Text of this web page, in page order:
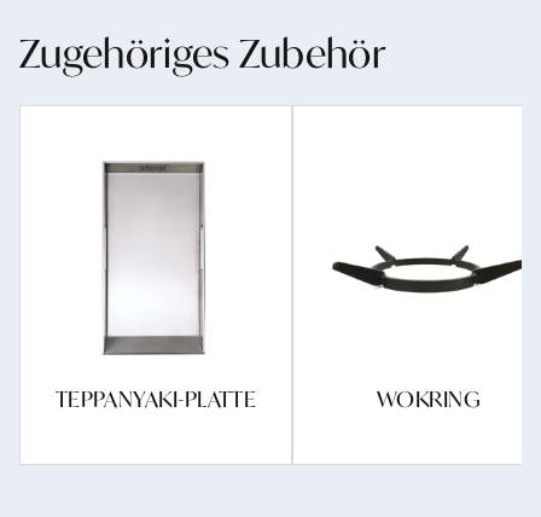
Zugehöriges Zubehör
TEPPANYAKI-PLATTE WOKRING